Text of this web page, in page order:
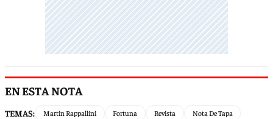
EN ESTA NOTA
TEMAS: Martin Rappallini Fortuna Revista Nota De Tapa